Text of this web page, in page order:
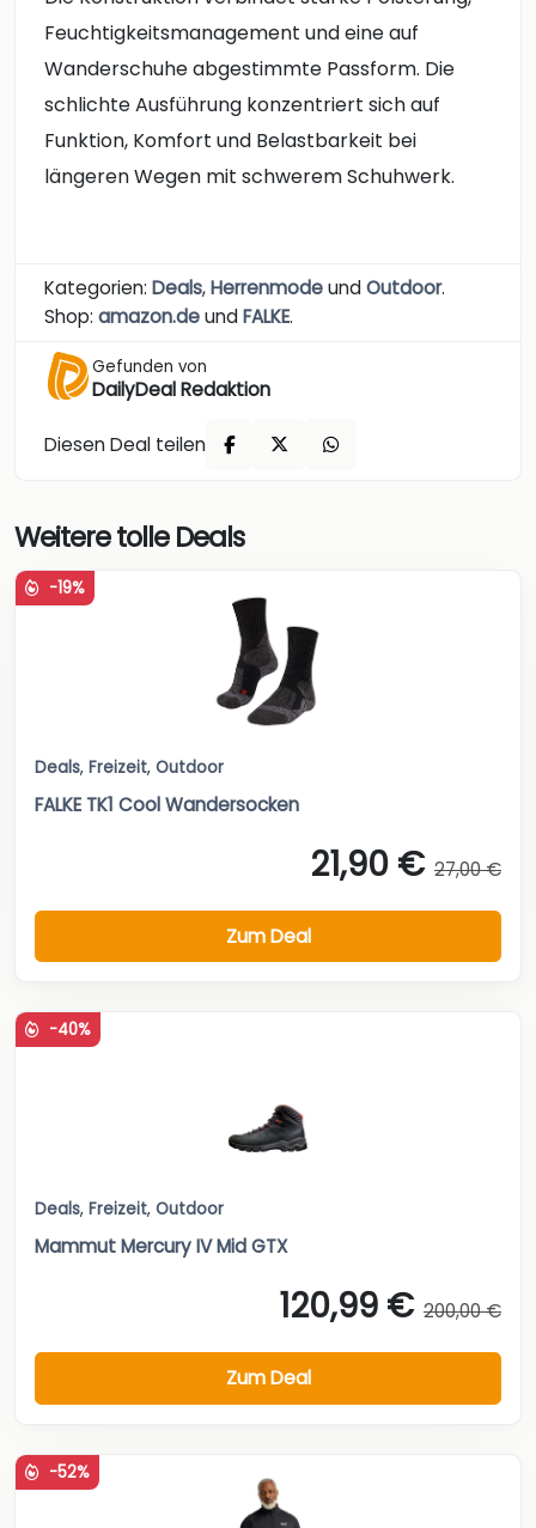
Feuchtigkeitsmanagement und eine auf
Wanderschuhe abgestimmte Passform. Die
schlichte Ausführung konzentriert sich auf
Funktion, Komfort und Belastbarkeit bei
längeren Wegen mit schwerem Schuhwerk.
Kategorien: Deals,HerrenmodeundOutdoor.
Shop: amazon.deundFALKE.
Gefunden von
DailyDeal Redaktion
Diesen Deal teilen
Weitere tolle Deals
-19%
Deals, Freizeit, Outdoor
FALKE TK1 Cool Wandersocken
21,90 € 27,00 €
Zum Deal
-40%
Deals, Freizeit, Outdoor
Mammut Mercury IV Mid GTX
120,99 € 200,00 €
Zum Deal
-52%